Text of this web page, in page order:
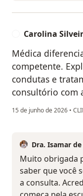
Carolina
Médica
competente.
condutas e
consultório com
15 de junho de 2026 •
Dra. Isamar
Muito obrigada
saber que você
a consulta.